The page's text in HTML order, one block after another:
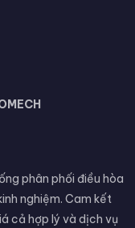
phân phối điều hòa
nghiệm. Cam kết
cả hợp lý và dịch vụ